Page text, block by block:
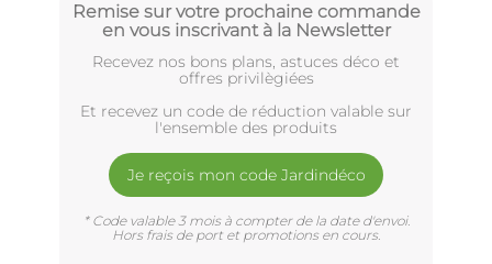
Remise sur votre prochaine commande
en vous inscrivant à la Newsletter
Recevez nos bons plans, astuces déco et
offres privilègiées
Et recevez un code de réduction valable sur
l'ensemble des produits
Je reçois mon code Jardindéco
* Code valable 3 mois à compter de la date d'envoi.
Hors frais de port et promotions en cours.